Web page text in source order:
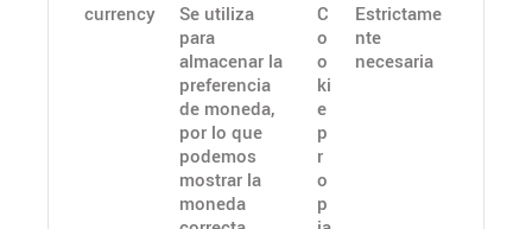
currency
Se utiliza
para
almacenar la
preferencia
de moneda,
por lo que
podemos
mostrar la
moneda
C
o
o
ki
e
p
r
o
p
Estrictame
nte
necesaria